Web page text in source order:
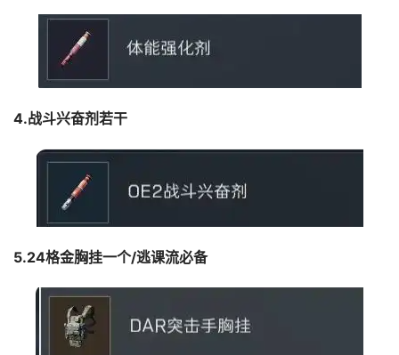
4.战斗兴奋剂若干
5.24格金胸挂一个/逃课流必备